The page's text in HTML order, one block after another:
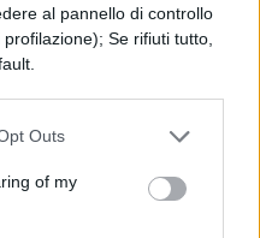
al pannello di controllo
Se rifiuti tutto,
Outs
of my
nostre. Questi
concezione del
di natura”, ovvero
riesca a regolare il
secondo questi